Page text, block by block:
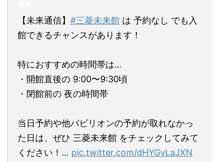
【未来通信】 #三菱未来館 は 予約なし でも入
館できるチャンスがあります！
特におすすめの時間帯は…
・開館直後の 9:00〜9:30頃
・閉館前の 夜の時間帯
当日予約や他パビリオンの予約が取れなかっ
た日は、ぜひ 三菱未来館 をチェックしてみて
ください！… pic.twitter.com/dHYGvLaJXN